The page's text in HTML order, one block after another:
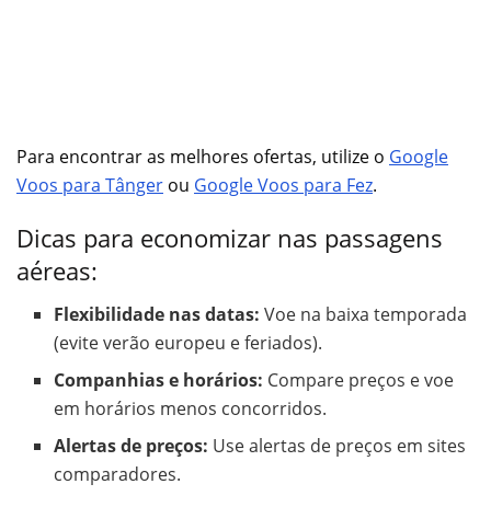
Para encontrar as melhores ofertas, utilize o Google
Voos para Tânger ou Google Voos para Fez.
Dicas para economizar nas passagens
aéreas:
Flexibilidade nas datas: Voe na baixa temporada
(evite verão europeu e feriados).
Companhias e horários: Compare preços e voe
em horários menos concorridos.
Alertas de preços: Use alertas de preços em sites
comparadores.